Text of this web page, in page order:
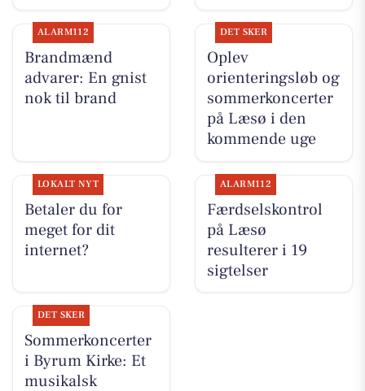
ALARM112
Brandmænd
advarer: En gnist
nok til brand
DET SKER
Oplev
orienteringsløb og
sommerkoncerter
på Læsø i den
kommende uge
LOKALT NYT
Betaler du for
meget for dit
internet?
ALARM112
Færdselskontrol
på Læsø
resulterer i 19
sigtelser
DET SKER
Sommerkoncerter
i Byrum Kirke: Et
musikalsk